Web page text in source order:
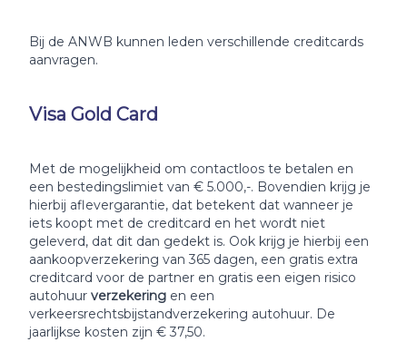
Bij de ANWB kunnen leden verschillende creditcards
aanvragen.
Visa Gold Card
Met de mogelijkheid om contactloos te betalen en
een bestedingslimiet van € 5.000,-. Bovendien krijg je
hierbij aflevergarantie, dat betekent dat wanneer je
iets koopt met de creditcard en het wordt niet
geleverd, dat dit dan gedekt is. Ook krijg je hierbij een
aankoopverzekering van 365 dagen, een gratis extra
creditcard voor de partner en gratis een eigen risico
autohuur verzekering en een
verkeersrechtsbijstandverzekering autohuur. De
jaarlijkse kosten zijn € 37,50.